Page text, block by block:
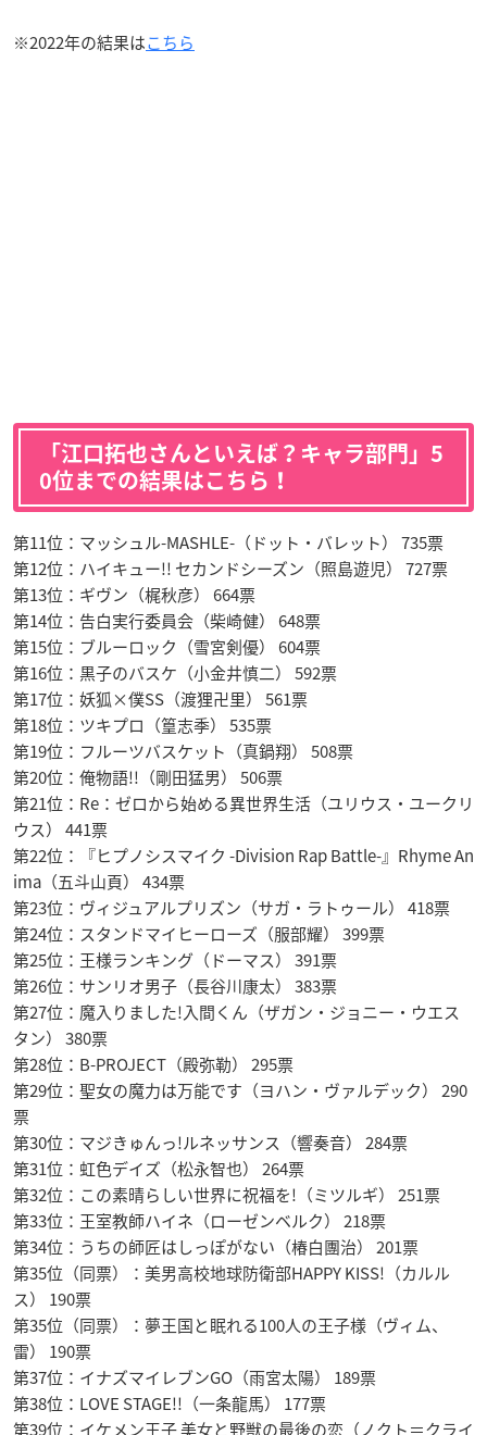
※2022年の結果はこちら
「江口拓也さんといえば？キャラ部門」5
0位までの結果はこちら！
第11位：マッシュル-MASHLE-（ドット・バレット） 735票
第12位：ハイキュー!! セカンドシーズン（照島遊児） 727票
第13位：ギヴン（梶秋彦） 664票
第14位：告白実行委員会（柴崎健） 648票
第15位：ブルーロック（雪宮剣優） 604票
第16位：黒子のバスケ（小金井慎二） 592票
第17位：妖狐×僕SS（渡狸卍里） 561票
第18位：ツキプロ（篁志季） 535票
第19位：フルーツバスケット（真鍋翔） 508票
第20位：俺物語!!（剛田猛男） 506票
第21位：Re：ゼロから始める異世界生活（ユリウス・ユークリ
ウス） 441票
第22位：『ヒプノシスマイク -Division Rap Battle-』Rhyme An
ima（五斗山頁） 434票
第23位：ヴィジュアルプリズン（サガ・ラトゥール） 418票
第24位：スタンドマイヒーローズ（服部耀） 399票
第25位：王様ランキング（ドーマス） 391票
第26位：サンリオ男子（長谷川康太） 383票
第27位：魔入りました!入間くん（ザガン・ジョニー・ウエス
タン） 380票
第28位：B-PROJECT（殿弥勒） 295票
第29位：聖女の魔力は万能です（ヨハン・ヴァルデック） 290
票
第30位：マジきゅんっ!ルネッサンス（響奏音） 284票
第31位：虹色デイズ（松永智也） 264票
第32位：この素晴らしい世界に祝福を!（ミツルギ） 251票
第33位：王室教師ハイネ（ローゼンベルク） 218票
第34位：うちの師匠はしっぽがない（椿白團治） 201票
第35位（同票）：美男高校地球防衛部HAPPY KISS!（カルル
ス） 190票
第35位（同票）：夢王国と眠れる100人の王子様（ヴィム、
雷） 190票
第37位：イナズマイレブンGO（雨宮太陽） 189票
第38位：LOVE STAGE!!（一条龍馬） 177票
第39位：イケメン王子 美女と野獣の最後の恋（ノクト＝クライ